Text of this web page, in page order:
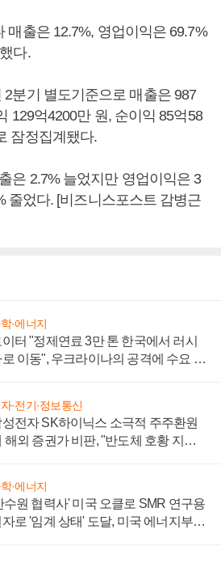
매출은 12.7%, 영업이익은 69.7%
다.
2분기 별도기준으로 매출은 987
129억4200만 원, 순이익 85억58
잠정집계됐다.
은 2.7% 늘었지만 영업이익은 3
줄었다. [비즈니스포스트 감병근
·에너지
이터 "정제연료 3만 톤 한국에서 러시
이동", 우크라이나의 공격에 수요 늘
·전기·정보통신
성전자 SK하이닉스 소극적 주주환원
해외 증권가 비판, "반도체 호황 지속
·에너지
수원 협력사' 미국 오클로 SMR 연구용
로 '임계 상태' 도달, 미국 에너지부